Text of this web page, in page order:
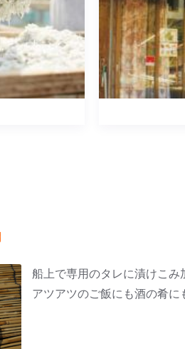
船上で専用のタレに漬けこみ
アツアツのご飯にも酒の肴に